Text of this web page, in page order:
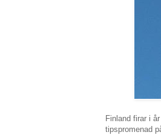
Finland firar i
tipspromenad